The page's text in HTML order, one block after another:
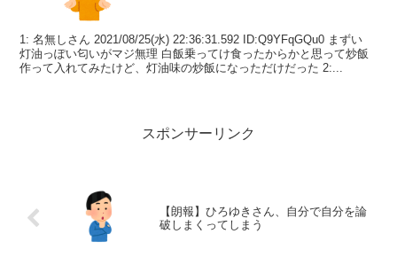
1: 名無しさん 2021/08/25(水) 22:36:31.592 ID:Q9YFqGQu0 まずい
灯油っぽい匂いがマジ無理 白飯乗ってけ食ったからかと思って炒飯
作って入れてみたけど、灯油味の炒飯になっただけだった 2:...
スポンサーリンク
【朗報】ひろゆきさん、自分で自分を論
破しまくってしまう